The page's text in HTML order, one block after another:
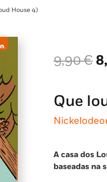
House 4)
9,90€ O
Que
A casa dos
baseadas na